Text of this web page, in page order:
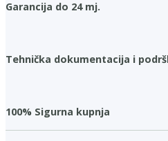
Garancija do 24 mj.
Tehnička dokumentacija i
100% Sigurna kupnja